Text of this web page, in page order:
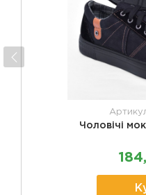
Чоловічі